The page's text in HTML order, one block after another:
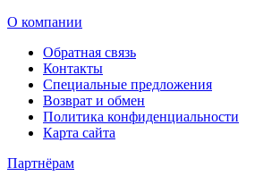
О компании
Обратная связь
Контакты
Специальные предложения
Возврат и обмен
Политика конфиденциальности
Карта сайта
Партнёрам